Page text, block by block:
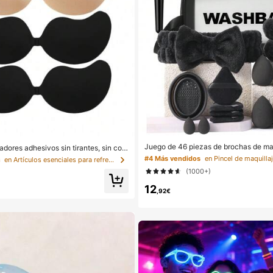
adhesivos sin tirantes, sin cost
con efecto push-up reutilizables, tra
para mujer, adecuados para suj
de sujetador (versión mejorada
en Artículos esenciales para refrescarse en verano
Juego de 46 piezas de brochas de
nal, que incluye brochas de
es, adecuadas para base, polvo,
orno, sombra de nariz, sombra de
z de cejas, detalle, rostro, iluminador,
de brochas de maquillaje ideal para
#4 Más vendidos
(1000+)
12,92€